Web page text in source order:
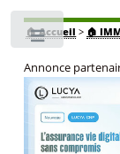
🏠Accueil > 🏠
Annonce
Toggle